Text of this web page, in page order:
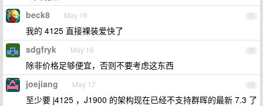
71
beck8 May 16
我的 4125 直接裸装爱快了
72
sdgfryk May 16
除非价格足够便宜，否则不要考虑这东西
73
joejiang May 17
至少要 j4125 ，J1900 的架构现在已经不支持群晖的最新 7.3 了